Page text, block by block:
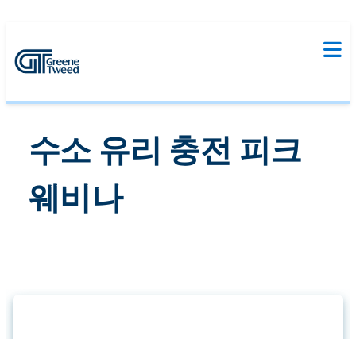
수소 유리 충전 피크
웨비나